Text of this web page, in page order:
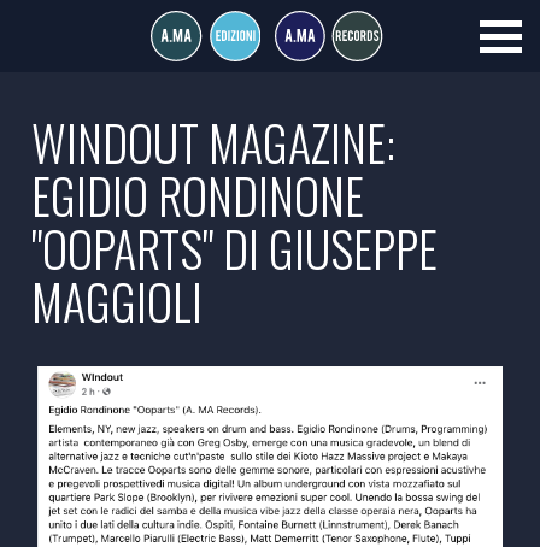
WINDOUT MAGAZINE:
EGIDIO RONDINONE
"OOPARTS" DI GIUSEPPE
MAGGIOLI